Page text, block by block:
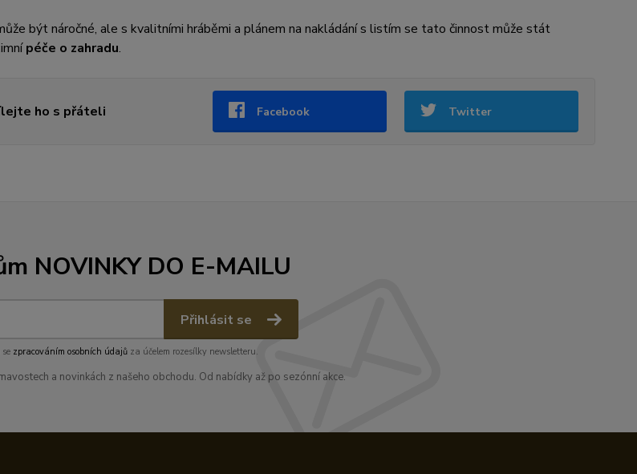
být náročné, ale s kvalitními hráběmi a plánem na nakládání s listím se tato činnost může stát
péče o zahradu.
ho s přáteli Facebook Twitter
NOVINKY DO E-MAILU
Přihlásit se
zpracováním osobních údajůza účelem rozesílky newsletteru.
a novinkách z našeho obchodu. Od nabídky až po sezónní akce.